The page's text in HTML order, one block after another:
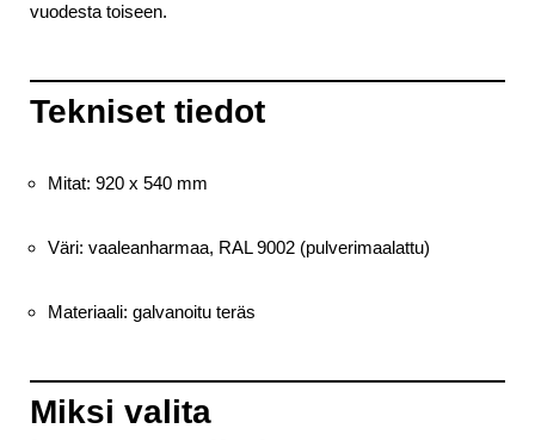
vuodesta toiseen.
Tekniset tiedot
Mitat: 920 x 540 mm
Väri: vaaleanharmaa, RAL 9002 (pulverimaalattu)
Materiaali: galvanoitu teräs
Miksi valita